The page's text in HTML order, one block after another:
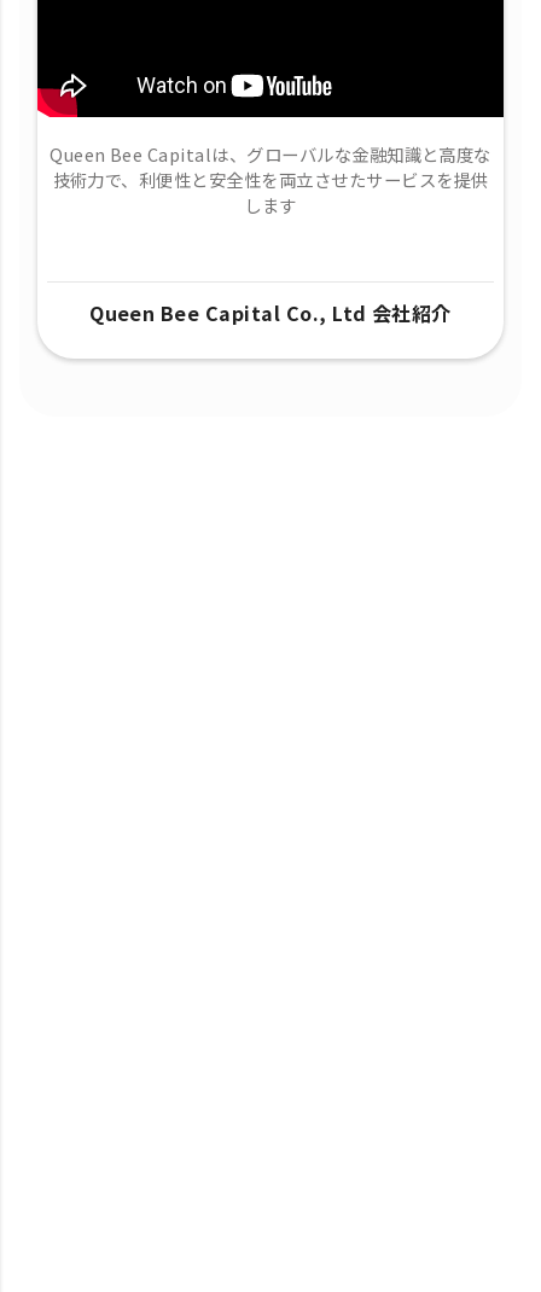
Queen Bee Capitalは、グローバルな金融知識と高度な
技術力で、​利便性と安全性を両立させたサービスを提供
します
Queen Bee Capital Co., Ltd 会社紹介